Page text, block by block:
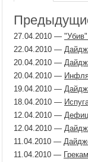
27.04.2010 —
22.04.2010 —
20.04.2010 —
20.04.2010 —
19.04.2010 —
18.04.2010 —
12.04.2010 —
12.04.2010 —
11.04.2010 —
11.04.2010 —